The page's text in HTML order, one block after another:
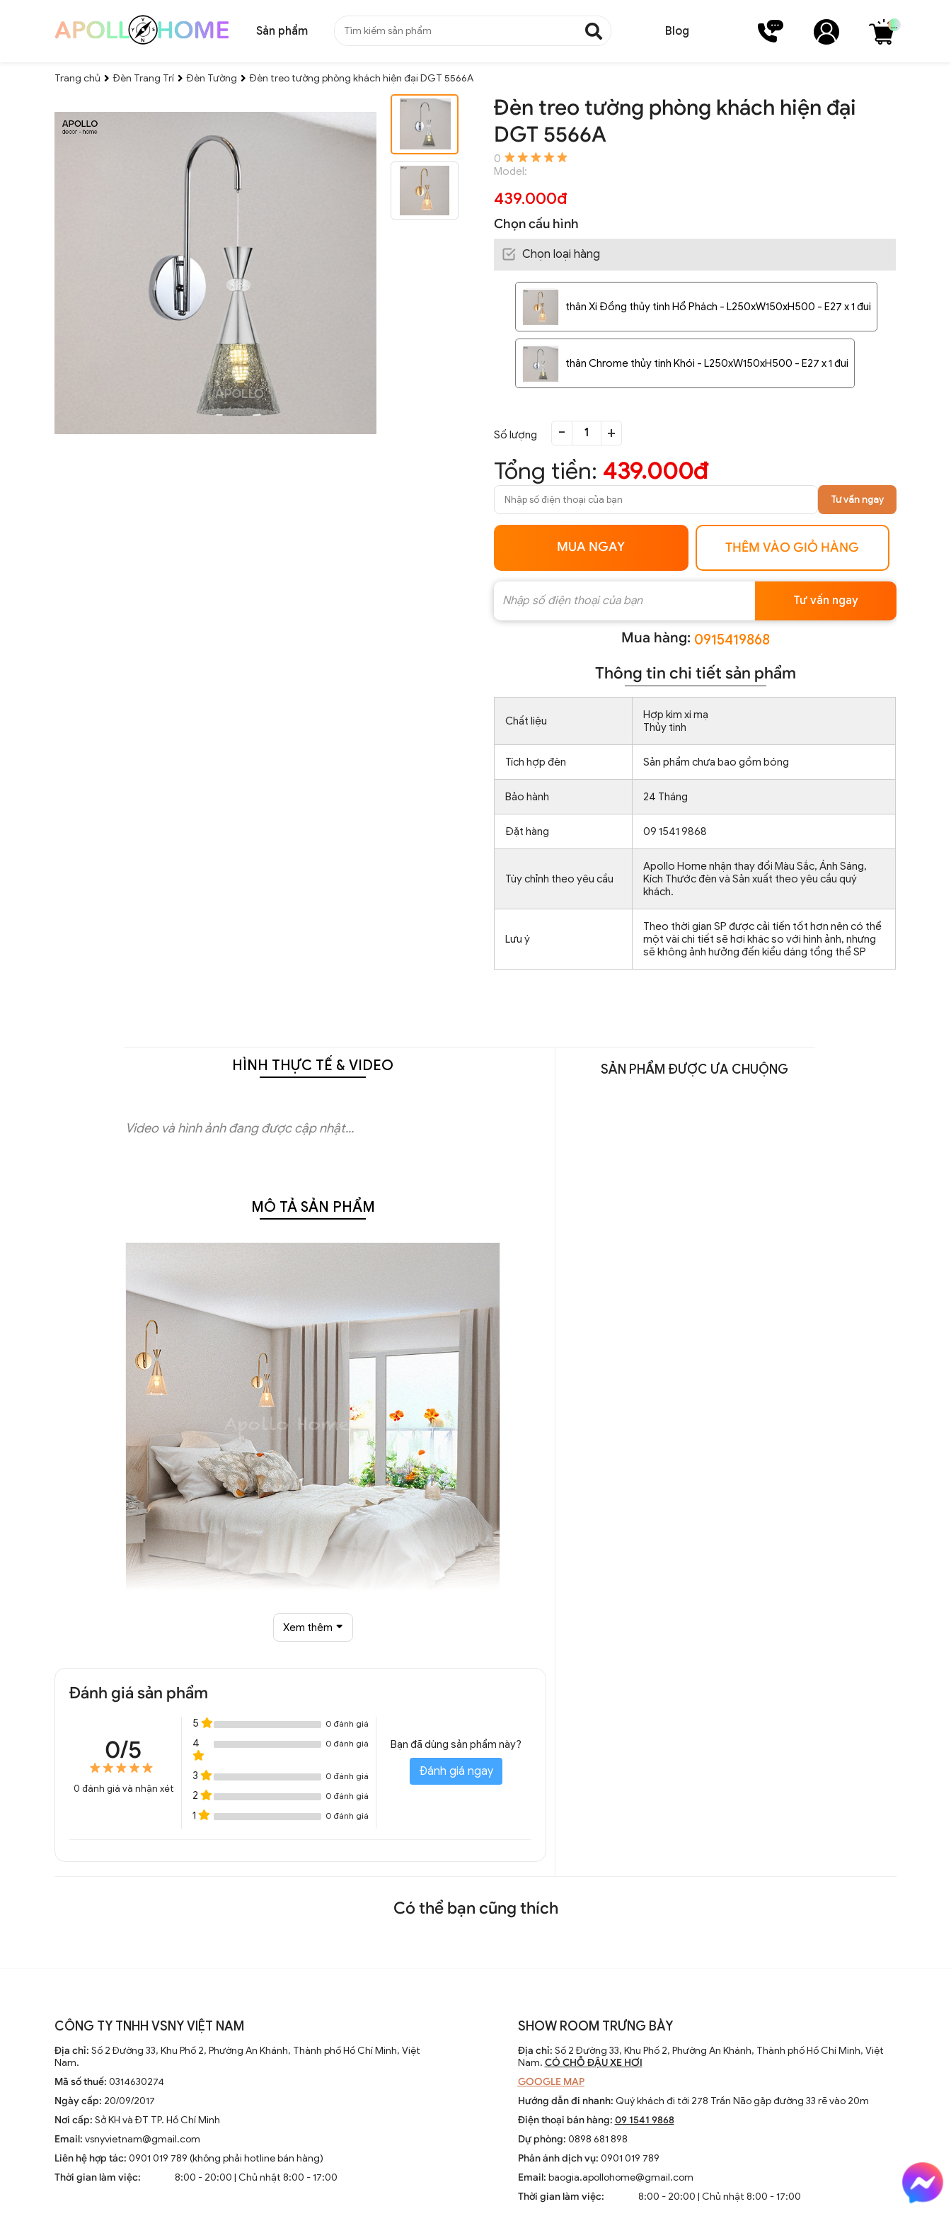
Sản phẩm Blog ...
Trang chủ Đèn Trang Trí Đèn Tường Đèn treo tường phòng khách hiện đại DGT 5566A
Đèn treo tường phòng khách hiện đại
DGT 5566A
0
Model:
439.000đ
Chọn cấu hình
Chọn loại hàng
thân Xi Đồng thủy tinh Hổ Phách - L250xW150xH500 - E27 x 1 đui
thân Chrome thủy tinh Khói - L250xW150xH500 - E27 x 1 đui
Số lượng - +
Tổng tiền: 439.000đ
Tư vấn ngay
MUA NGAY THÊM VÀO GIỎ HÀNG
Tư vấn ngay
Mua hàng: 0915419868
Thông tin chi tiết sản phẩm
Chất liệu
Hợp kim xi mạ
Thủy tinh
Tích hợp đèn Sản phẩm chưa bao gồm bóng
Bảo hành 24 Tháng
Đặt hàng 09 1541 9868
Tùy chỉnh theo yêu cầu
Apollo Home nhận thay đổi Màu Sắc, Ánh Sáng,
Kích Thước đèn và Sản xuất theo yêu cầu quý
khách.
Lưu ý
Theo thời gian SP được cải tiến tốt hơn nên có thể
một vài chi tiết sẽ hơi khác so với hình ảnh, nhưng
sẽ không ảnh hưởng đến kiểu dáng tổng thể SP
HÌNH THỰC TẾ & VIDEO
Video và hình ảnh đang được cập nhật...
MÔ TẢ SẢN PHẨM
Đèn treo tường phòng khách hiện đại DGT 5566A
Đèn treo tường phòng khách hiện đại DGT 5566A
Xem thêm
Đánh giá sản phẩm
0/5
0 đánh giá và nhận xét
5 0 đánh giá
4 0 đánh giá
3 0 đánh giá
2 0 đánh giá
1 0 đánh giá
Bạn đã dùng sản phẩm này?
Đánh giá ngay
SẢN PHẨM ĐƯỢC ƯA CHUỘNG
Có thể bạn cũng thích
CÔNG TY TNHH VSNY VIỆT NAM
Địa chỉ: Số 2 Đường 33, Khu Phố 2, Phường An Khánh, Thành phố Hồ Chí Minh, Việt
Nam.
Mã số thuế: 0314630274
Ngày cấp: 20/09/2017
Nơi cấp: Sở KH và ĐT TP. Hồ Chí Minh
Email: vsnyvietnam@gmail.com
Liên hệ hợp tác: 0901 019 789 (không phải hotline bán hàng)
Thời gian làm việc:
8:00 - 20:00 | Chủ nhật 8:00 - 17:00
SHOW ROOM TRƯNG BÀY
Địa chỉ: Số 2 Đường 33, Khu Phố 2, Phường An Khánh, Thành phố Hồ Chí Minh, Việt
Nam. CÓ CHỖ ĐẬU XE HƠI
GOOGLE MAP
Hướng dẫn đi nhanh: Quý khách đi tới 278 Trần Não gặp đường 33 rẽ vào 20m
Điện thoại bán hàng: 09 1541 9868
Dự phòng: 0898 681 898
Phản ánh dịch vụ: 0901 019 789
Email: baogia.apollohome@gmail.com
Thời gian làm việc:
8:00 - 20:00 | Chủ nhật 8:00 - 17:00